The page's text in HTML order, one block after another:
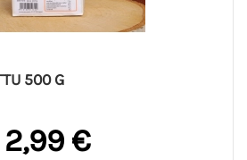
500 G
2,99 €